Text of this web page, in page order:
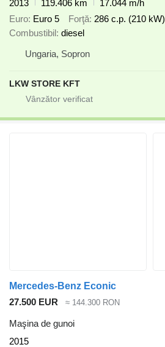
2013
119.406 km
17.044 m/h
Euro Euro 5 Forţă 286 c.p. (210 kW)
Combustibil diesel
Ungaria, Sopron
LKW STORE KFT
Mercedes-Benz Econic
27.500 EUR
≈ 144.300 RON
Maşina de gunoi
2015